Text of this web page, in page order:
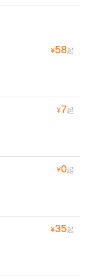
¥58起
¥7起
¥0起
¥35起